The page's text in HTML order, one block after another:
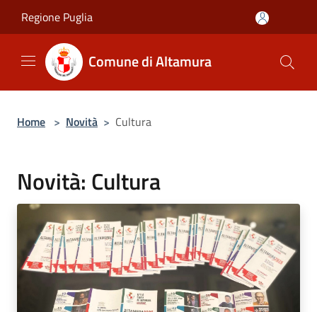
Regione Puglia
Comune di Altamura
Home > Novità > Cultura
Novità: Cultura